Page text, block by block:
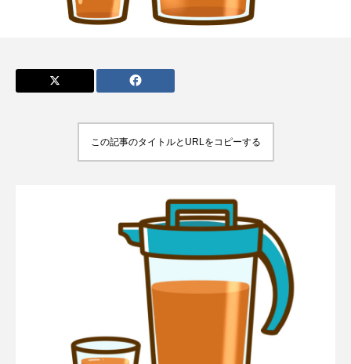
この記事のタイトルとURLをコピーする